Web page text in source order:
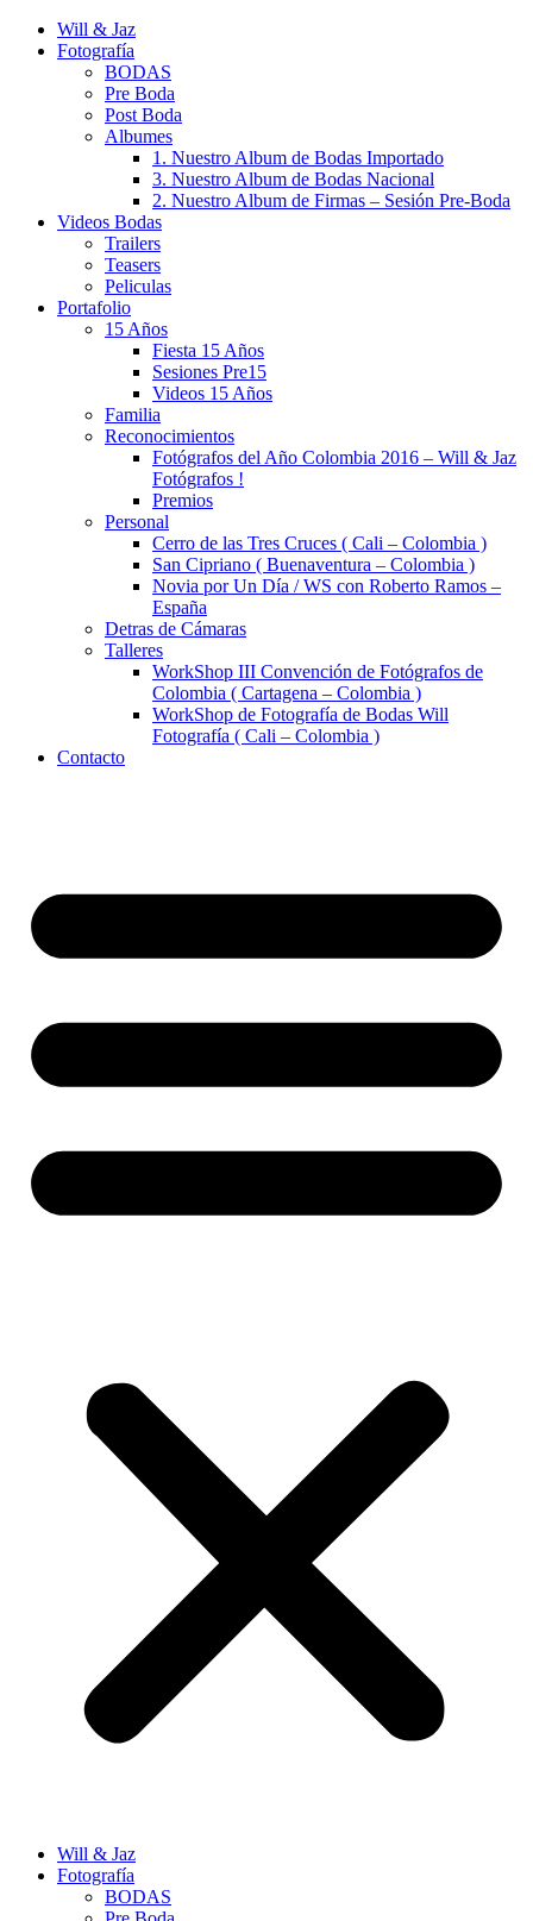
Will & Jaz
Fotografía
BODAS
Pre Boda
Post Boda
Albumes
1. Nuestro Album de Bodas Importado
3. Nuestro Album de Bodas Nacional
2. Nuestro Album de Firmas – Sesión Pre-Boda
Videos Bodas
Trailers
Teasers
Peliculas
Portafolio
15 Años
Fiesta 15 Años
Sesiones Pre15
Videos 15 Años
Familia
Reconocimientos
Fotógrafos del Año Colombia 2016 – Will & Jaz
Fotógrafos !
Premios
Personal
Cerro de las Tres Cruces ( Cali – Colombia )
San Cipriano ( Buenaventura – Colombia )
Novia por Un Día / WS con Roberto Ramos –
España
Detras de Cámaras
Talleres
WorkShop III Convención de Fotógrafos de
Colombia ( Cartagena – Colombia )
WorkShop de Fotografía de Bodas Will
Fotografía ( Cali – Colombia )
Contacto
Will & Jaz
Fotografía
BODAS